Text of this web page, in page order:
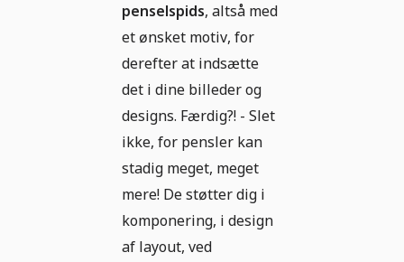
penselspids, altså med
et ønsket motiv, for
derefter at indsætte
det i dine billeder og
designs. Færdig?! - Slet
ikke, for pensler kan
stadig meget, meget
mere! De støtter dig i
komponering, i design
af layout, ved